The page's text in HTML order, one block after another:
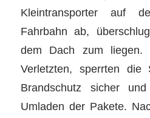
Kleintransporter auf
Fahrbahn ab,
dem Dach zum liegen.
Verletzten, sperrten die
Brandschutz sicher
Umladen der Pakete.